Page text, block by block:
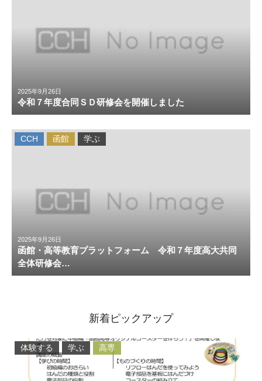
2025年9月26日
令和７年度合同ＳＤ研修会を開催しました
2025年9月26日
函館・高等教育プラットフォーム 令和７年度高大共同
全体研修会…
CCH 函館 学ぶ
新着ピックアップ
体験する 学ぶ 高専